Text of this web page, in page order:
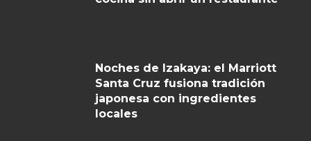
Noches de Izakaya: el Marriott
Santa Cruz fusiona tradición
japonesa con ingredientes
locales